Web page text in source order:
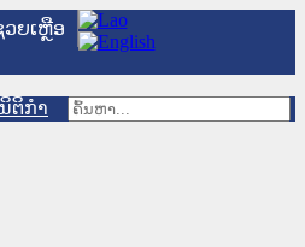
ວຍເຫຼືອ
ຕິກຳ